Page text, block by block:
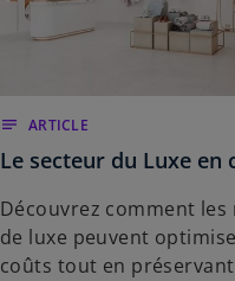
notes ARTICLE
Le secteur du Luxe en
Découvrez comment les
de luxe peuvent
coûts tout en